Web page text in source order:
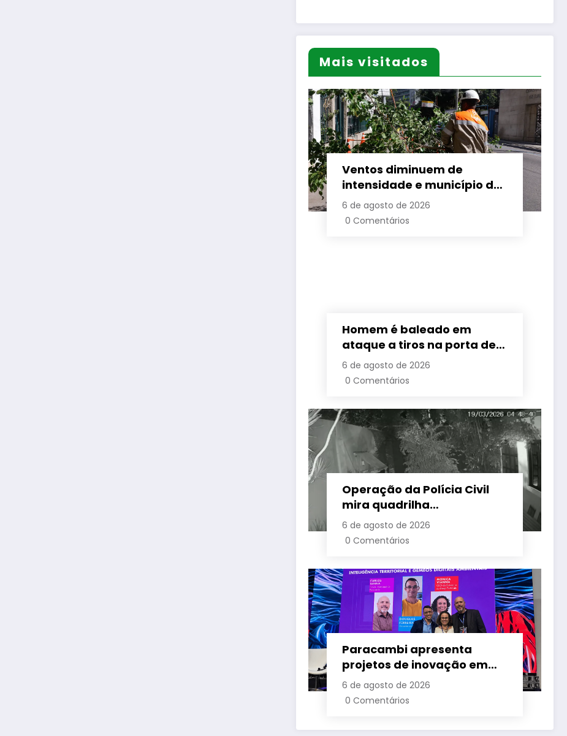
Mais visitados
Ventos diminuem de
intensidade e município do
Rio volta ao Estágio 1
6 de agosto de 2026
0 Comentários
Homem é baleado em
ataque a tiros na porta de
casa em Suruí, distrito de
Magé
6 de agosto de 2026
0 Comentários
Operação da Polícia Civil
mira quadrilha
especializada em roubos a
mansões na Zona Sul do Rio
6 de agosto de 2026
0 Comentários
Paracambi apresenta
projetos de inovação em
um dos maiores eventos de
tecnologia da América
6 de agosto de 2026
0 Comentários